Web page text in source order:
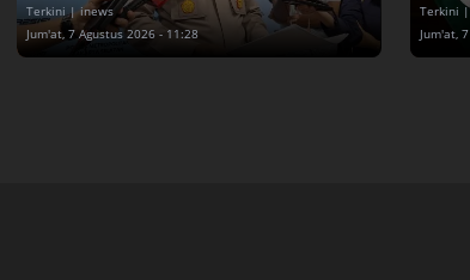
Terkini | inews
Jum'at, 7 Agustus 2026 - 11:28
Terkini |
Jum'at,